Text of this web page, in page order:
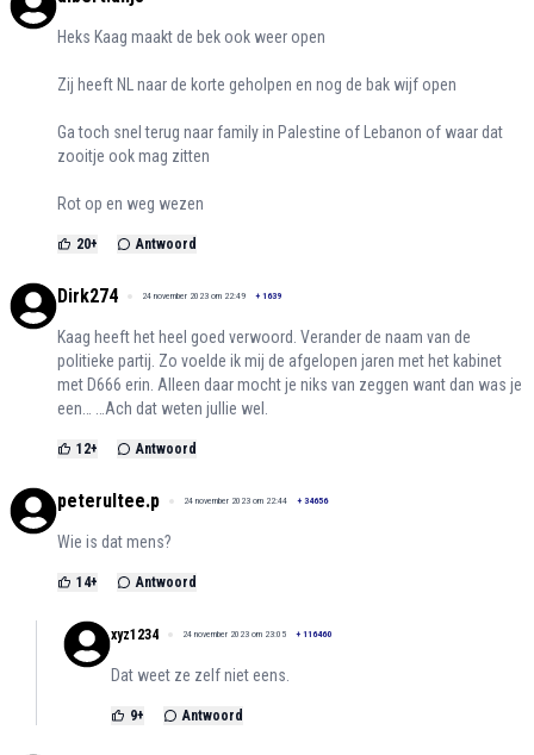
Heks Kaag maakt de bek ook weer open
Zij heeft NL naar de korte geholpen en nog de bak wijf open
Ga toch snel terug naar family in Palestine of Lebanon of waar dat
zooitje ook mag zitten
Rot op en weg wezen
20+ Antwoord
Dirk274 24 november 2023 om 22:49 + 1639
Kaag heeft het heel goed verwoord. Verander de naam van de
politieke partij. Zo voelde ik mij de afgelopen jaren met het kabinet
met D666 erin. Alleen daar mocht je niks van zeggen want dan was je
een… …Ach dat weten jullie wel.
12+ Antwoord
peterultee.p 24 november 2023 om 22:44 + 34656
Wie is dat mens?
14+ Antwoord
xyz1234 24 november 2023 om 23:05 + 116460
Dat weet ze zelf niet eens.
9+ Antwoord